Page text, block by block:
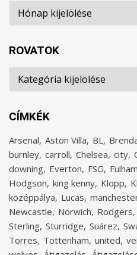
Archívum
ROVATOK
Rovatok
CÍMKÉK
Arsenal Aston Villa BL
burnley carroll Chelsea city
downing Everton FSG Fulham
Hodgson king kenny Klopp
középpálya Lucas
Newcastle Norwich Rodgers
Sterling Sturridge Suárez
Torres Tottenham united